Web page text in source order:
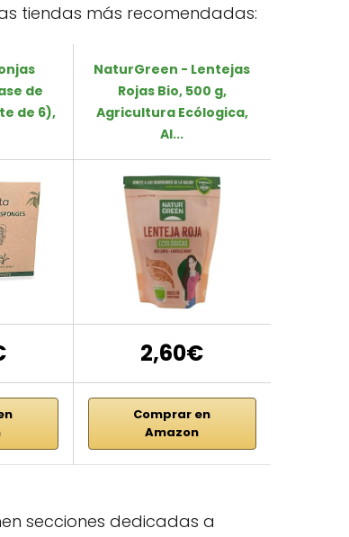
tiendas más recomendadas:
de
de 6),
NaturGreen - Lentejas
Rojas Bio, 500 g,
Agricultura Ecólogica,
Al...
2,60€
Comprar en
Amazon
secciones dedicadas a